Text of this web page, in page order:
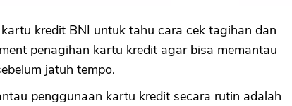
kredit BNI untuk tahu cara cek tagihan dan
penagihan kartu kredit agar bisa memantau
jatuh tempo.
penggunaan kartu kredit secara rutin adalah